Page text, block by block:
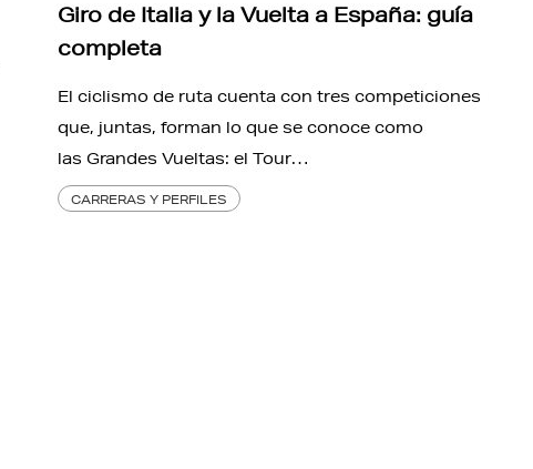
Giro de Italia y la Vuelta a España: guía
completa
El ciclismo de ruta cuenta con tres competiciones
que, juntas, forman lo que se conoce como
las Grandes Vueltas: el Tour…
CARRERAS Y PERFILES